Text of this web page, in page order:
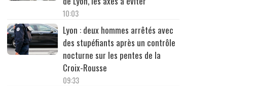
10:03
Lyon : deux hommes arrêtés avec
des stupéfiants après un contrôle
nocturne sur les pentes de la
Croix-Rousse
09:33